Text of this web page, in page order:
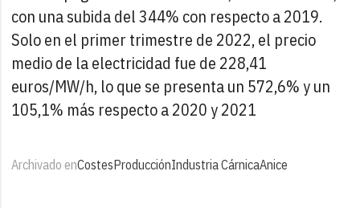
con una subida del 344% con respecto a 2019.
Solo en el primer trimestre de 2022, el precio
medio de la electricidad fue de 228,41
euros/MW/h, lo que se presenta un 572,6% y un
105,1% más respecto a 2020 y 2021
Archivado enCostesProducciónIndustria CárnicaAnice